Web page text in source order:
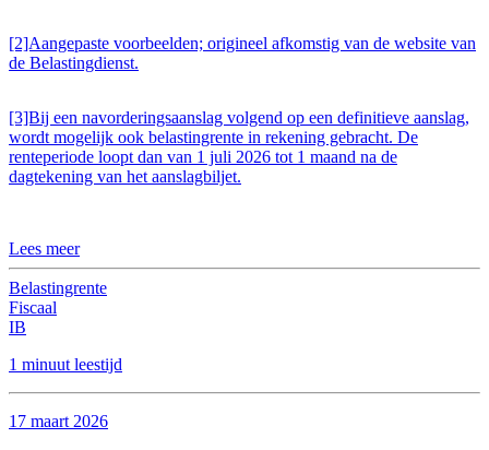
[2]Aangepaste voorbeelden; origineel afkomstig van de website van
de Belastingdienst.
[3]Bij een navorderingsaanslag volgend op een definitieve aanslag,
wordt mogelijk ook belastingrente in rekening gebracht. De
renteperiode loopt dan van 1 juli 2026 tot 1 maand na de
dagtekening van het aanslagbiljet.
Lees meer
Belastingrente
Fiscaal
IB
1 minuut leestijd
17 maart 2026